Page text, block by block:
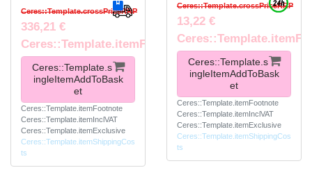
Ceres::Template.crossPriceRRP
336,21 €
Ceres::Template.itemFootnote
Ceres::Template.s
ingleItemAddToBask
et
Ceres::Template.itemFootnote
Ceres::Template.itemInclVAT
Ceres::Template.itemExclusive
Ceres::Template.itemShippingCos
ts
Ceres::Template.crossPriceRRP
13,22 €
Ceres::Template.s
ingleItemAddToBask
et
Ceres::Template.itemFootnote
Ceres::Template.itemInclVAT
Ceres::Template.itemExclusive
Ceres::Template.itemShippingCos
ts